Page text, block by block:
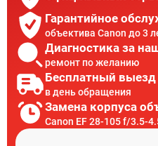
Гарантийное
объектива Canon до 3
Диагностика за
ремонт по желанию
Бесплатный выезд
в день обращения
Замена корпуса
Canon EF 28-105 f/3.5-